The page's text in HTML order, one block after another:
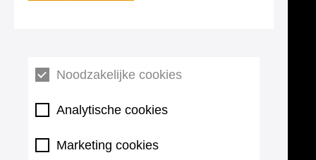
Noodzakelijke cookies
Analytische cookies
Marketing cookies